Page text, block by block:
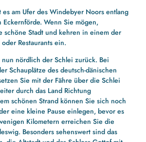
am Ufer des Windebyer Noors entlang
Eckernförde. Wenn Sie mögen,
schöne Stadt und kehren in einem der
Restaurants ein.
nördlich der Schlei zurück. Bei
Schauplätze des deutsch-dänischen
Sie mit der Fähre über die Schlei
durch das Land Richtung
schönen Strand können Sie sich noch
eine kleine Pause einlegen, bevor es
Kilometern erreichen Sie die
Besonders sehenswert sind das